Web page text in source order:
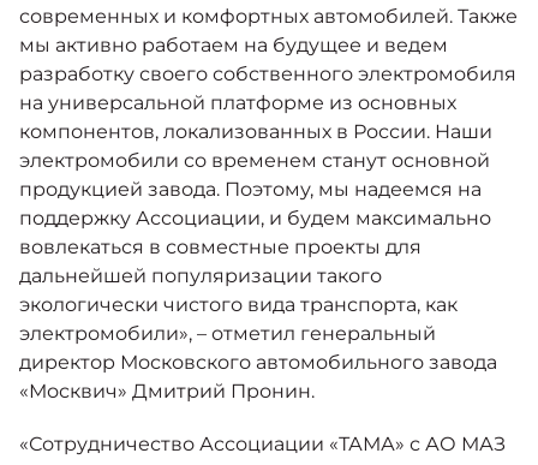
современных и комфортных автомобилей. Также
мы активно работаем на будущее и ведем
разработку своего собственного электромобиля
на универсальной платформе из основных
компонентов, локализованных в России. Наши
электромобили со временем станут основной
продукцией завода. Поэтому, мы надеемся на
поддержку Ассоциации, и будем максимально
вовлекаться в совместные проекты для
дальнейшей популяризации такого
экологически чистого вида транспорта, как
электромобили», – отметил генеральный
директор Московского автомобильного завода
«Москвич» Дмитрий Пронин.
«Сотрудничество Ассоциации «ТАМА» с АО МАЗ